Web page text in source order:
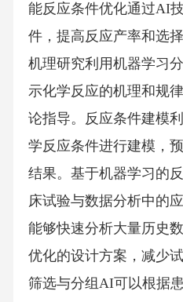
能反应条件优化通过AI
件，提高反应产率和选
机理研究利用机器学习
示化学反应的机理和规
论指导。反应条件建模
学反应条件进行建模，
结果。基于机器学习的
床试验与数据分析中的
能够快速分析大量历史
优化的设计方案，减少
筛选与分组AI可以根据